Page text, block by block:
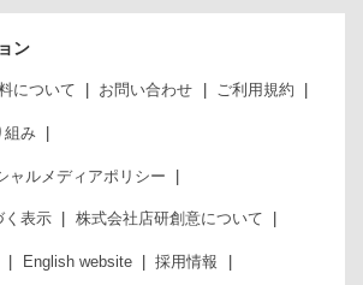
ン
について お問い合わせ ご利用規約
組み
ャルメディアポリシー
く表示 株式会社店研創意について
English website 採用情報